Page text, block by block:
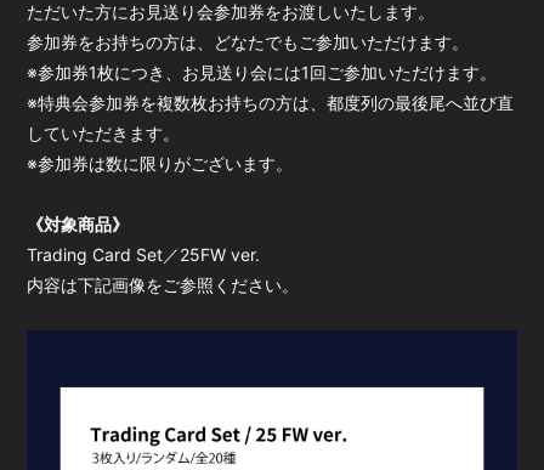
ただいた方にお見送り会参加券をお渡しいたします。
参加券をお持ちの方は、どなたでもご参加いただけます。
※参加券1枚につき、お見送り会には1回ご参加いただけます。
※特典会参加券を複数枚お持ちの方は、都度列の最後尾へ並び直
していただきます。
※参加券は数に限りがございます。
《対象商品》
Trading Card Set／25FW ver.
内容は下記画像をご参照ください。